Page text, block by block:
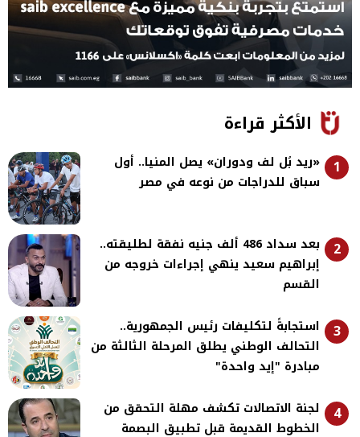
الأكثر قراءة
1
«ريد بُل لف ودوران» يصل المنيا.. أول
سباق للدراجات من نوعه في مصر
2
بعد سداد 486 ألف جنيه نفقة لطليقته..
إبراهيم سعيد ينهي إجراءات خروجه من
القسم
3
استجابةً لتكليفات رئيس الجمهورية..
التحالف الوطني يطلق المرحلة الثالثة من
مبادرة "إيد واحدة"
4
لجنة الاتصالات تكشف مهلة التحقق من
الخطوط القديمة قبل تطبيق البصمة